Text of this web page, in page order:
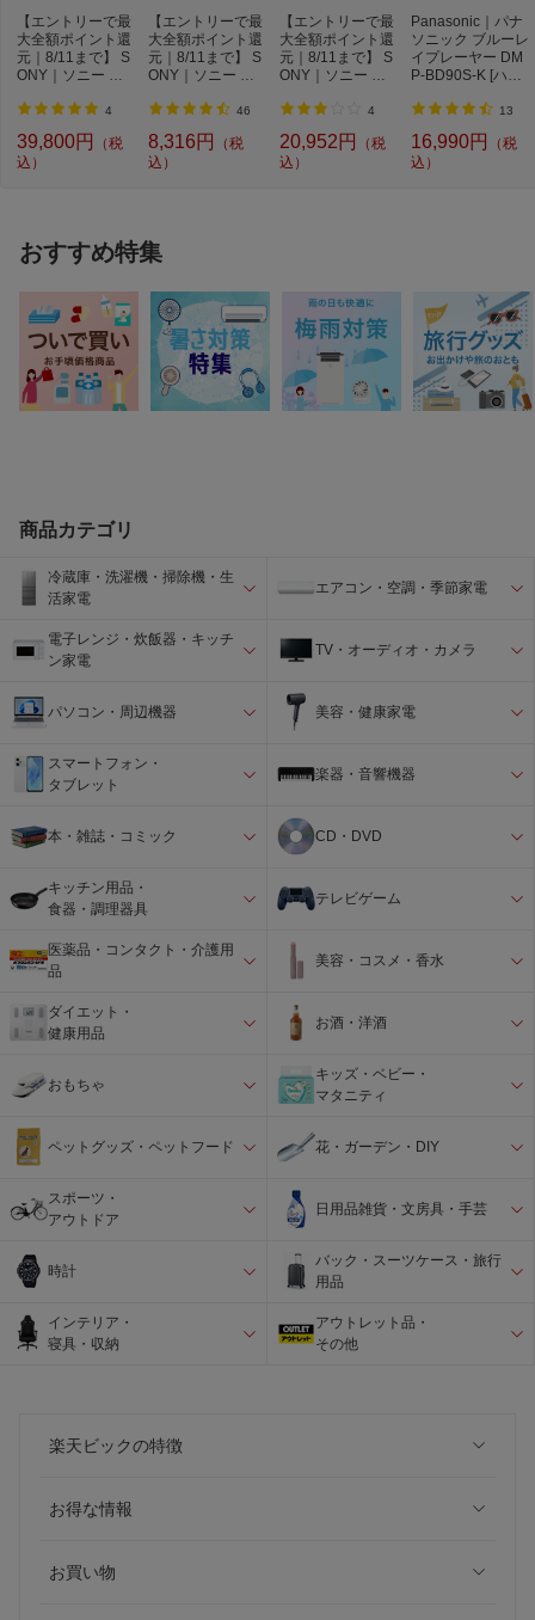
【エントリーで最
大全額ポイント還
元｜8/11まで】 S
ONY｜ソニー ブ
ド...
4
39,800円
（税
込）
【エントリーで最
大全額ポイント還
元｜8/11まで】 S
ONY｜ソニー 完
ホ...
46
8,316円
（税
込）
【エントリーで最
大全額ポイント還
元｜8/11まで】 S
ONY｜ソニー 完
ホ...
4
20,952円
（税
込）
Panasonic｜パナ
ソニック ブルーレ
イプレーヤー DM
P-BD90S-K [ハイ
用...
13
16,990円
（税
込）
おすすめ特集
商品カテゴリ
冷蔵庫・洗濯機・掃除機・生
活家電
エアコン・空調・季節家電
電子レンジ・炊飯器・キッチ
ン家電
TV・オーディオ・カメラ
パソコン・周辺機器 美容・健康家電
スマートフォン・
タブレット
楽器・音響機器
本・雑誌・コミック CD・DVD
キッチン用品・
食器・調理器具
テレビゲーム
医薬品・コンタクト・介護用
品
美容・コスメ・香水
ダイエット・
健康用品
お酒・洋酒
おもちゃ
キッズ・ベビー・
マタニティ
ペットグッズ・ペットフード 花・ガーデン・DIY
スポーツ・
アウトドア
日用品雑貨・文房具・手芸
時計
バック・スーツケース・旅行
用品
インテリア・
寝具・収納
アウトレット品・
その他
楽天ビックの特徴
お得な情報
お買い物